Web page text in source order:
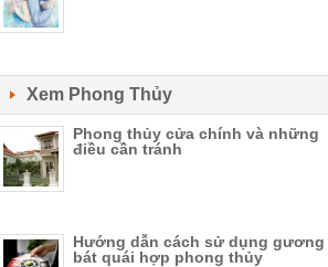
Xem Phong Thủy
Phong thủy cửa chính và những
điều cần tránh
Hướng dẫn cách sử dụng gương
bát quái hợp phong thủy